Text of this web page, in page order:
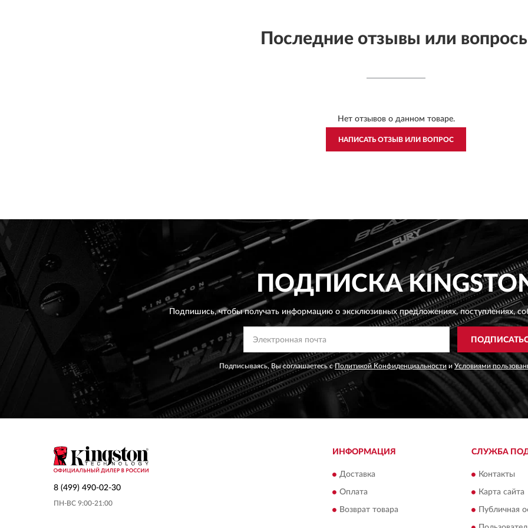
Последние отзывы или
Нет отзывов о данном товаре.
НАПИСАТЬ ОТЗЫВ ИЛИ ВОПРОС
ПОДПИСКА
Подпишись, чтобы получать информацию о эксклюзивных предложениях,поступлениях,
Подписываясь, Вы соглашаетесь сПолитикой Конфиденциальности иУсловиями
8 (499) 490-02-30
ПН-ВС 9:00-21:00
ИНФОРМАЦИЯ
Доставка
Оплата
Возврат товара
СЛУЖБА
Контакты
Карта сайта
Публичная